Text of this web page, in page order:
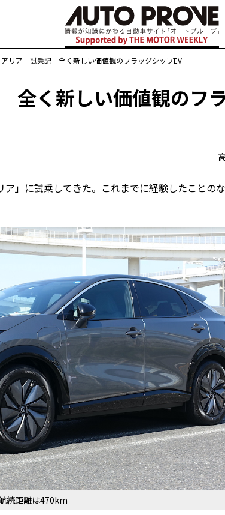
アリア」試乗記 全く新しい価値観のフラッグシップEV
全く新しい価値観のフ
ア」に試乗してきた。これまでに経験したことの
続距離は470km